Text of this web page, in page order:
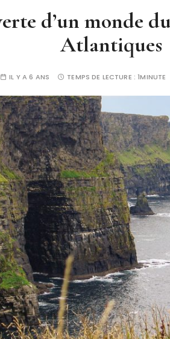
d’un monde
Atlantiques
IL Y A 6 ANS TEMPS DE LECTURE :1MINUTE